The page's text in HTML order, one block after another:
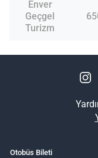
Enver
Geçgel
Turizm
Otobüs Bileti